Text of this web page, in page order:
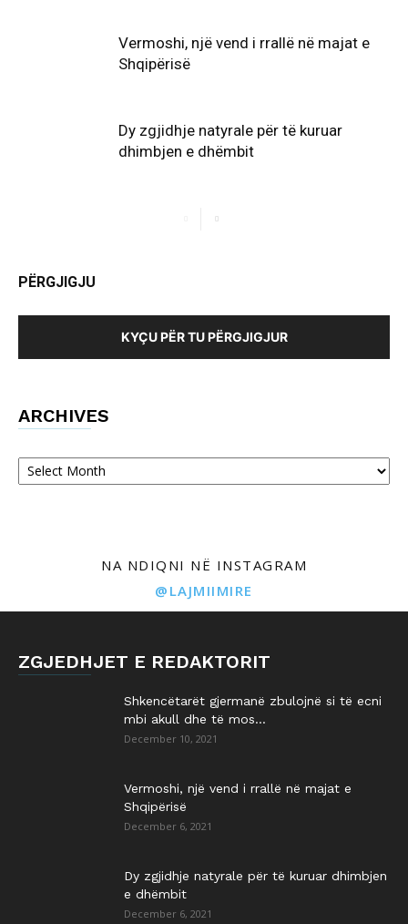
Vermoshi, një vend i rrallë në majat e
Shqipërisë
Dy zgjidhje natyrale për të kuruar
dhimbjen e dhëmbit
PËRGJIGJU
KYÇU PËR TU PËRGJIGJUR
ARCHIVES
Archives
NA NDIQNI NË INSTAGRAM
@LAJMIIMIRE
ZGJEDHJET E REDAKTORIT
Shkencëtarët gjermanë zbulojnë si të ecni
mbi akull dhe të mos...
December 10, 2021
Vermoshi, një vend i rrallë në majat e
Shqipërisë
December 6, 2021
Dy zgjidhje natyrale për të kuruar dhimbjen
e dhëmbit
December 6, 2021